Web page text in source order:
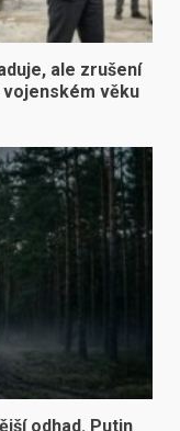
ale zrušení
věku
odhad. Putin